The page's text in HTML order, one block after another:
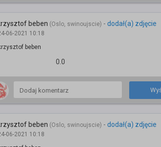
beben (Oslo, swinoujscie) - dodał(a) zdjęcie
06-2021 10:18
0.0
beben (Oslo, swinoujscie) - dodał(a) zdjęcie
06-2021 10:18